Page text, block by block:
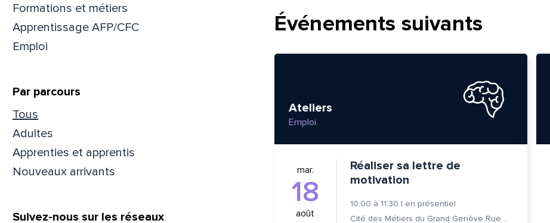
Formations et métiers
Apprentissage AFP/CFC
Emploi
Par parcours
Tous
Adultes
Apprenties et apprentis
Nouveaux arrivants
Suivez-nous sur les réseaux
Événements suivants
Ateliers
Emploi
mar.
18
août
Réaliser sa lettre de
motivation
10:00 à 11:30 | en présentiel
Cité des Métiers du Grand Genève Rue Prévost-Martin 6 1205 Genève